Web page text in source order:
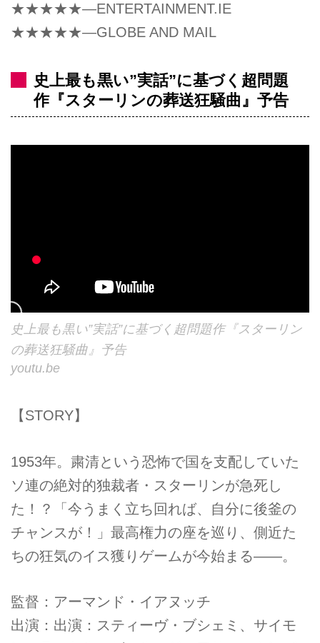
★★★★★―ENTERTAINMENT.IE
★★★★★―GLOBE AND MAIL
史上最も黒い”実話”に基づく超問題
作『スターリンの葬送狂騒曲』予告
史上最も黒い”実話”に基づく超問題作『スターリン
の葬送狂騒曲』予告
youtu.be
【STORY】
1953年。粛清という恐怖で国を支配していた
ソ連の絶対的独裁者・スターリンが急死し
た！？「今うまく立ち回れば、自分に後釜の
チャンスが！」最高権力の座を巡り、側近た
ちの狂気のイス獲りゲームが今始まる――。
監督：アーマンド・イアヌッチ
出演：出演：スティーヴ・ブシェミ、サイモ